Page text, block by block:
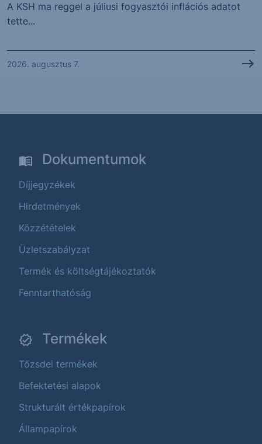
A KSH ma reggel a júliusi fogyasztói inflációs adatot
tette...
2026. augusztus 7.
Dokumentumok
Díjjegyzékek
Hirdetmények
Közzétételek
Üzletszabályzat
Termék és költségtájékoztatók
Fenntarthatóság
Termékek
Tőzsdei termékek
Befektetési alapok
Strukturált értékpapírok
Állampapírok